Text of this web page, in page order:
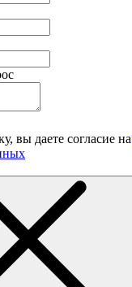
вы даете согласие на